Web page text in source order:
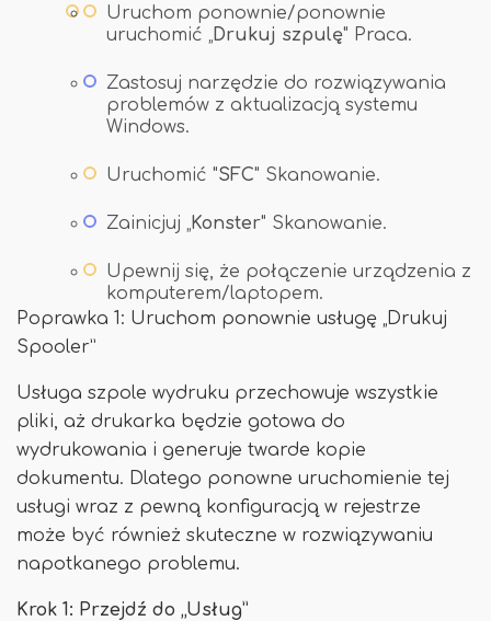
Uruchom ponownie/ponownie
uruchomić „Drukuj szpulę" Praca.
Zastosuj narzędzie do rozwiązywania
problemów z aktualizacją systemu
Windows.
Uruchomić "SFC" Skanowanie.
Zainicjuj „Konster" Skanowanie.
Upewnij się, że połączenie urządzenia z
komputerem/laptopem.
Poprawka 1: Uruchom ponownie usługę „Drukuj
Spooler”
Usługa szpole wydruku przechowuje wszystkie
pliki, aż drukarka będzie gotowa do
wydrukowania i generuje twarde kopie
dokumentu. Dlatego ponowne uruchomienie tej
usługi wraz z pewną konfiguracją w rejestrze
może być również skuteczne w rozwiązywaniu
napotkanego problemu.
Krok 1: Przejdź do „Usług”